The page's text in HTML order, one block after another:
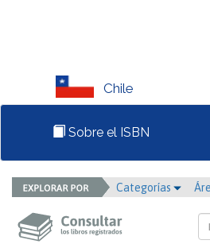
Chile
Sobre el ISBN
Categorías